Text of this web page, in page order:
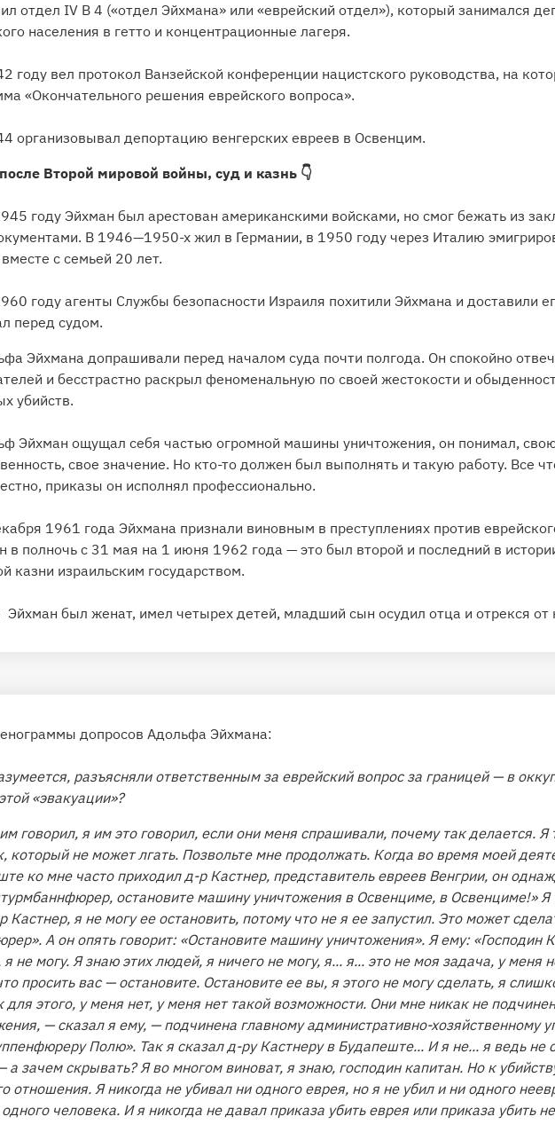
отдел IV B 4 («отдел Эйхмана» или «еврейский отдел»), который за­ни­мался
на­се­ления в гет­то и кон­цен­тра­ци­он­ные ла­ге­ря.
году вел про­то­кол Ван­зей­ской кон­фе­рен­ции на­ци­ст­ско­го ру­ко­во­дства, на
«Окон­ча­тель­но­го ре­ше­ния еврейского во­про­са».
ор­га­ни­зовывал де­пор­та­цию венгерских ев­ре­ев в Ос­вен­цим.
Второй мировой войны, суд и казнь 👇
году Эйхман был аре­сто­ван американскими вой­ска­ми, но смог бе­жать из
В 1946—1950-х жил в Гер­мании, в 1950 году че­рез Ита­лию
с семьей 20 лет.
году агенты Службы безопасности Израиля похитили Эйхмана и доставили
перед судом.
Эйхмана допрашивали перед началом суда почти полгода. Он спокойно
и бесстрастно раскрыл феноменальную по своей жестокости и
убийств.
Эйхман ощущал себя частью огромной машины уничтожения, он понимал,
свое значение. Но кто-то должен был выполнять и такую работу. Все
приказы он исполнял профессионально.
1961 года Эйхмана признали виновным в преступлениях против
в полночь с 31 мая на 1 июня 1962 года — это был второй и последний в
казни израильским государством.
Эйхман был женат, имел четырех детей, младший сын осудил отца и отрекся от
допросов Адольфа Эйхмана:
разъясняли ответственным за еврейский вопрос за границей — в
«эвакуации»?
говорил, я им это говорил, если они меня спрашивали, почему так делается. Я
который не может лгать. Позвольте мне продолжать. Когда во время моей
ко мне часто приходил д-р Кастнер, представитель евреев Венгрии, он
остановите машину уничтожения в Освенциме, в Освенциме!» Я
Кастнер, я не могу ее остановить, потому что не я ее запустил. Это может
А он опять говорит: «Остановите машину уничтожения». Я ему: «Господин
я не могу. Я знаю этих людей, я ничего не могу, я... я... это не моя задача, у меня
просить вас — остановите. Остановите ее вы, я этого не могу сделать, я
для этого, у меня нет, у меня нет такой возможности. Они мне никак не
— сказал я ему, — подчинена главному административно-хозяйственному
Полю». Так я сказал д-ру Кастнеру в Будапеште... И я не... я ведь не
а зачем скрывать? Я во многом виноват, я знаю, господин капитан. Но к
отношения. Я никогда не убивал ни одного еврея, но я не убил и ни одного
человека. И я никогда не давал приказа убить еврея или приказа убить